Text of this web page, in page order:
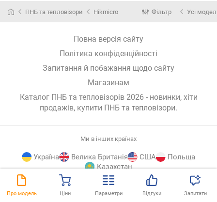
Про модель Ціни Параметри Відгуки Запитати
ПНБ та тепловізори Hikmicro Фільтр Усі
Повна версія сайту
Політика конфіденційності
Запитання й побажання щодо сайту
Магазинам
Каталог ПНБ та тепловізорів 2026 - новинки, хіти
продажів, купити ПНБ та тепловізори.
Ми в інших країнах
Україна Велика Британія США
Польща
Казахстан
Katalog
© E-Katalog, 2026 ВГОРУ